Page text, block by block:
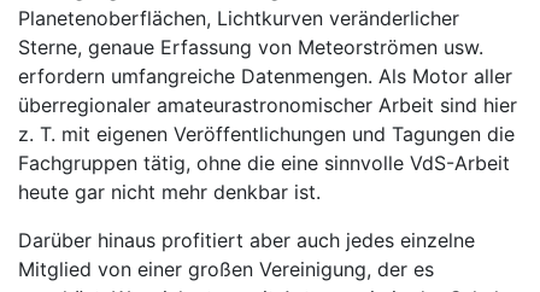
Planetenoberflächen, Lichtkurven veränderlicher
Sterne, genaue Erfassung von Meteorströmen usw.
erfordern umfangreiche Datenmengen. Als Motor aller
überregionaler amateurastronomischer Arbeit sind hier
z. T. mit eigenen Veröffentlichungen und Tagungen die
Fachgruppen tätig, ohne die eine sinnvolle VdS-Arbeit
heute gar nicht mehr denkbar ist.
Darüber hinaus profitiert aber auch jedes einzelne
Mitglied von einer großen Vereinigung, der es